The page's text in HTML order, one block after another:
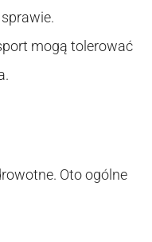
mogą tolerować
Oto ogólne